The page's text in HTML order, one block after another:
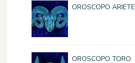
OROSCOPO ARIETE
OROSCOPO TORO